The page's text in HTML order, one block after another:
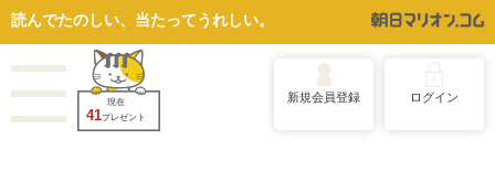
読んでたのしい、当たってうれしい。
現在
41プレゼント
新規会員登録 ログイン